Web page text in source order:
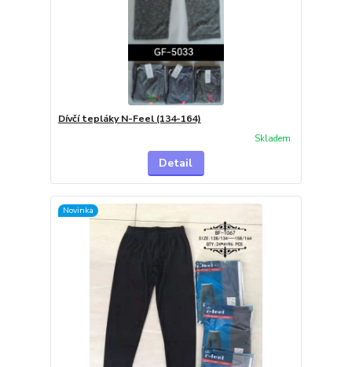
Dívčí tepláky N-Feel (134-164)
Skladem
Detail
Novinka